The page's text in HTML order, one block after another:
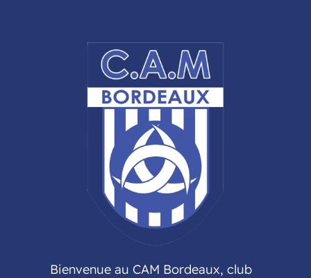
Bienvenue au CAM Bordeaux, club